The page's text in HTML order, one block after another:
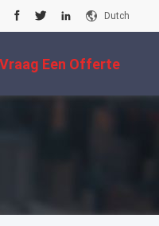
Dutch
Vraag Een Offerte